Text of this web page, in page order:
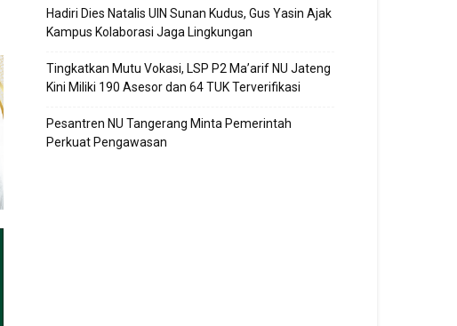
Hadiri Dies Natalis UIN Sunan Kudus, Gus Yasin Ajak
Kampus Kolaborasi Jaga Lingkungan
Tingkatkan Mutu Vokasi, LSP P2 Ma’arif NU Jateng
Kini Miliki 190 Asesor dan 64 TUK Terverifikasi
Pesantren NU Tangerang Minta Pemerintah
Perkuat Pengawasan